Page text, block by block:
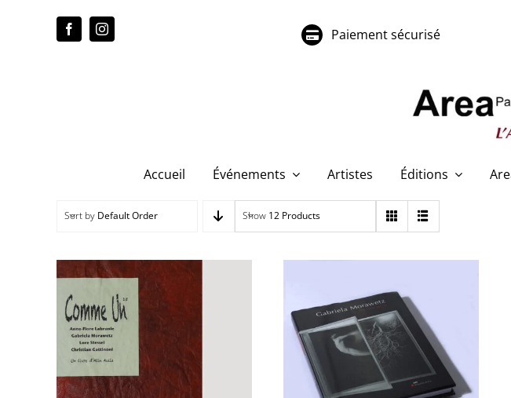
Paiement sécurisé
Accueil Événements Artistes Éditions
Sort by Default Order Show 12 Products
Comme un 15
Gabriela Morawetz – Ne
faire qu’un